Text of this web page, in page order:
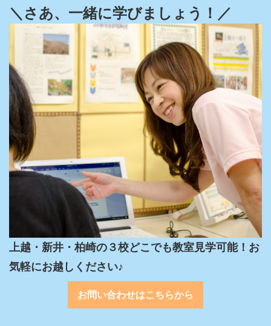
＼さあ、一緒に学びましょう！／
上越・新井・柏崎の３校どこでも教室見学可能！お
気軽にお越しください♪
お問い合わせはこちらから